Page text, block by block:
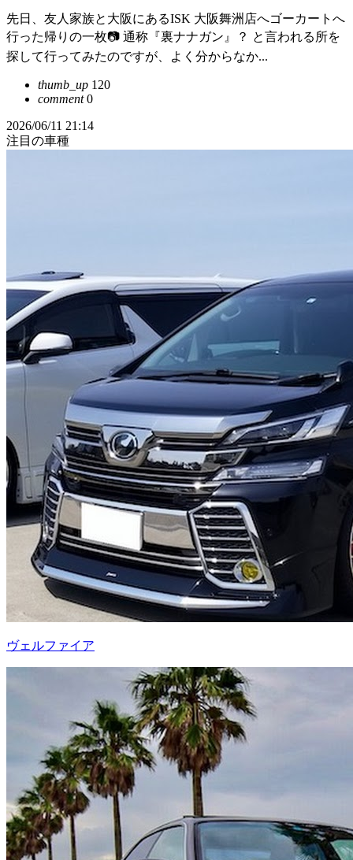
先日、友人家族と大阪にあるISK 大阪舞洲店へゴーカートへ
行った帰りの一枚📷 通称『裏ナナガン』？ と言われる所を
探して行ってみたのですが、よく分からなか...
thumb_up 120
comment0
2026/06/11 21:14
注目の車種
ヴェルファイア